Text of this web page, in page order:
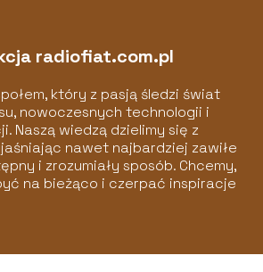
radiofiat.com.pl
który z pasją śledzi świat
nowoczesnych technologii i
Naszą wiedzą dzielimy się z
nawet najbardziej zawiłe
i zrozumiały sposób. Chcemy,
na bieżąco i czerpać inspiracje